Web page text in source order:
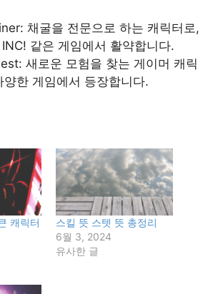
채굴을 전문으로 하는 캐릭터로,
같은 게임에서 활약합니다.
새로운 모험을 찾는 게이머 캐릭
양한 게임에서 등장합니다.
캐릭터
스킬 뜻 스텟 뜻 총정리
6월 3, 2024
유사한 글